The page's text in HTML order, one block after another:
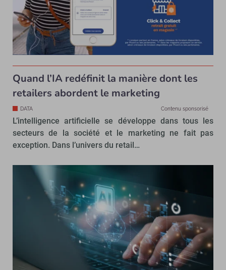
Quand l’IA redéfinit la manière dont les
retailers abordent le marketing
DATA Contenu sponsorisé
L’intelligence artificielle se développe dans tous les
secteurs de la société et le marketing ne fait pas
exception. Dans l’univers du retail…